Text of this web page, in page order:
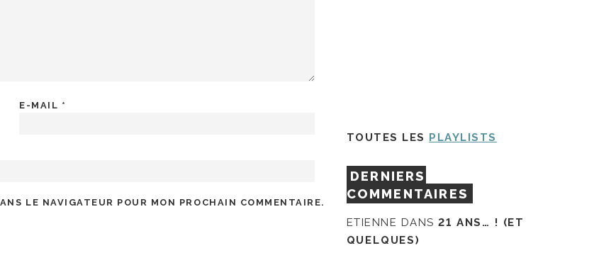
E-MAIL *
LE NAVIGATEUR POUR MON PROCHAIN COMMENTAIRE.
TOUTES LES PLAYLISTS
DERNIERS
COMMENTAIRES
ETIENNE DANS21 ANS… ! (ET
QUELQUES)